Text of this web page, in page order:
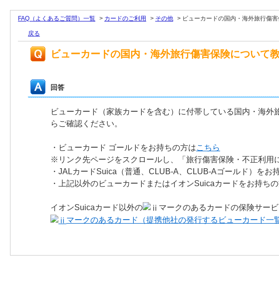
FAQ（よくあるご質問）一覧 > カードのご利用 > その他 > ビューカードの国内・海外旅行傷
戻る
ビューカードの国内・海外旅行傷害保険について
回答
ビューカード（家族カードを含む）に付帯している国内・海
らご確認ください。
・ビューカード ゴールドをお持ちの方はこちら
※リンク先ページをスクロールし、「旅行傷害保険・不正利用
・JALカードSuica（普通、CLUB-A、CLUB-Aゴールド）をお
・上記以外のビューカードまたはイオンSuicaカードをお持ち
イオンSuicaカード以外の
マークのあるカードの保険サー
マークのあるカード（提携他社の発行するビューカード一